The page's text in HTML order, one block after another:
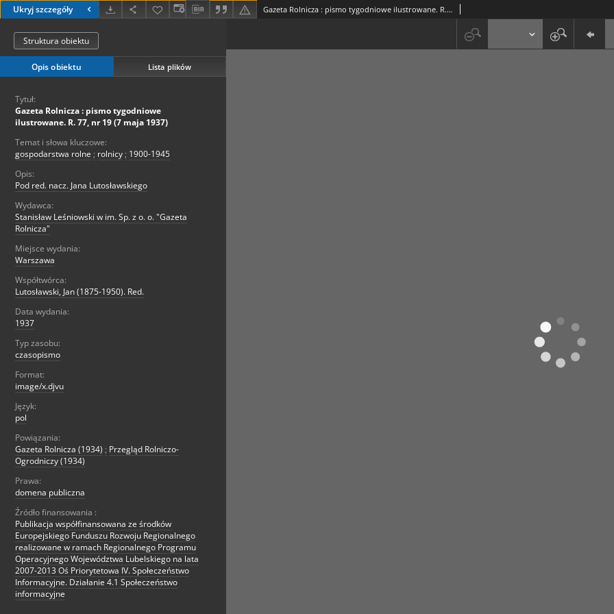
Ukryj szczegóły Gazeta Rolnicza : pismo tygodniowe ilustrowane. R. 77, nr 19 (7 maja 1937)
Struktura obiektu
Opis obiektu Lista plików
Tytuł:
Gazeta Rolnicza : pismo tygodniowe
ilustrowane. R. 77, nr 19 (7 maja 1937)
Temat i słowa kluczowe:
gospodarstwa rolne ; rolnicy ; 1900-1945
Opis:
Pod red. nacz. Jana Lutosławskiego
Wydawca:
Stanisław Leśniowski w im. Sp. z o. o. "Gazeta
Rolnicza"
Miejsce wydania:
Warszawa
Współtwórca:
Lutosławski, Jan (1875-1950). Red.
Data wydania:
1937
Typ zasobu:
czasopismo
Format:
image/x.djvu
Język:
pol
Powiązania:
Gazeta Rolnicza (1934) ; Przegląd Rolniczo-
Ogrodniczy (1934)
Prawa:
domena publiczna
Źródło finansowania :
Publikacja współfinansowana ze środków
Europejskiego Funduszu Rozwoju Regionalnego
realizowane w ramach Regionalnego Programu
Operacyjnego Województwa Lubelskiego na lata
2007-2013 Oś Priorytetowa IV. Społeczeństwo
Informacyjne. Działanie 4.1 Społeczeństwo
informacyjne